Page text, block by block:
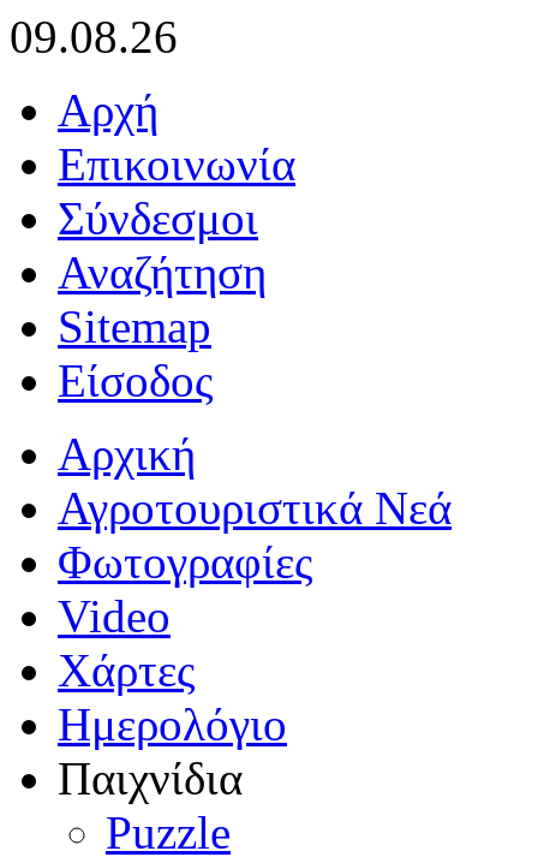
09.08.26
Αρχή
Επικοινωνία
Σύνδεσμοι
Αναζήτηση
Sitemap
Είσοδος
Αρχική
Αγροτουριστικά Νεά
Φωτογραφίες
Video
Χάρτες
Ημερολόγιο
Παιχνίδια
Puzzle